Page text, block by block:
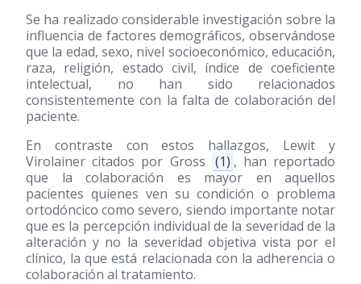
Se ha realizado considerable investigación sobre la
influencia de factores demográficos, observándose
que la edad, sexo, nivel socioeconómico, educación,
raza, religión, estado civil, índice de coeficiente
intelectual, no han sido relacionados
consistentemente con la falta de colaboración del
paciente.
En contraste con estos hallazgos, Lewit y
Virolainer citados por Gross (1) , han reportado
que la colaboración es mayor en aquellos
pacientes quienes ven su condición o problema
ortodóncico como severo, siendo importante notar
que es la percepción individual de la severidad de la
alteración y no la severidad objetiva vista por el
clínico, la que está relacionada con la adherencia o
colaboración al tratamiento.